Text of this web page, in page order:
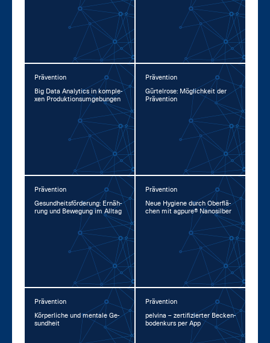
Prävention
Big Da­ta Ana­lytics in kom­ple­
xen Pro­duk­ti­ons­um­ge­bun­gen
Prävention
Gür­tel­ro­se: Mög­lich­keit der
Prä­ven­ti­on
Prävention
Ge­sund­heits­för­de­rung: Er­näh­
rung und Be­we­gung im All­tag
Prävention
Neue Hy­gie­ne durch Ober­flä­
chen mit agpu­re® Na­no­sil­ber
Prävention
Kör­per­li­che und men­ta­le Ge­
sund­heit
Prävention
pel­vina – zer­ti­fi­zier­ter Be­cken­
bo­den­kurs per App